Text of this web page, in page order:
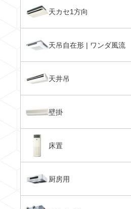
天カセ1方向
天吊自在形 | ワンダ風流
天井吊
壁掛
床置
厨房用